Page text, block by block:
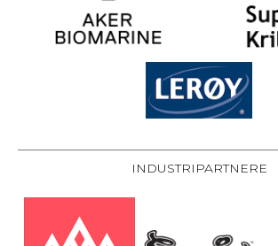
INDUSTRIPARTNERE